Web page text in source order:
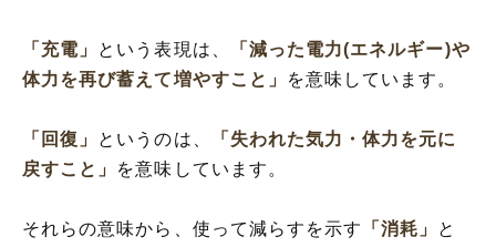
「充電」 という表現は、
「減った電力(エネルギー)や
体力を再び蓄えて増やすこと」
を意味しています。
「回復」 というのは、
「失われた気力・体力を元に
戻すこと」 を意味しています。
それらの意味から、使って減らすを示す 「消耗」 と